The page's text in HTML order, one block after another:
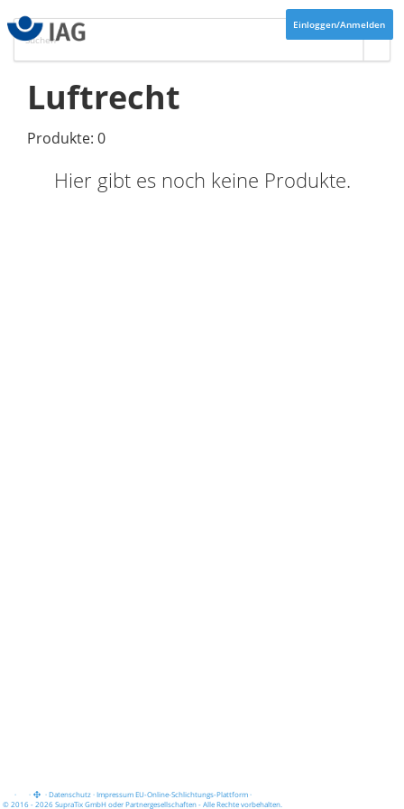
Einloggen/Anmelden
Luftrecht
Produkte: 0
Hier gibt es noch keine Produkte.
· · ·Datenschutz·Impressum EU-Online-Schlichtungs-Plattform·
© 2016 - 2026 SupraTix GmbH oder Partnergesellschaften - Alle Rechte vorbehalten.